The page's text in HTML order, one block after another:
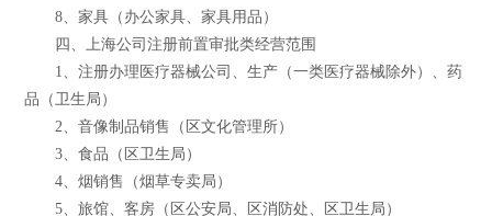
8、家具（办公家具、家具用品）
四、上海公司注册前置审批类经营范围
1、注册办理医疗器械公司、生产（一类医疗器械除外）、药
品（卫生局）
2、音像制品销售（区文化管理所）
3、食品（区卫生局）
4、烟销售（烟草专卖局）
5、旅馆、客房（区公安局、区消防处、区卫生局）